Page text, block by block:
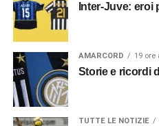
Inter-Juve: eroi
AMARCORD 19 ore
Storie e ricordi
TUTTE LE NOTIZIE